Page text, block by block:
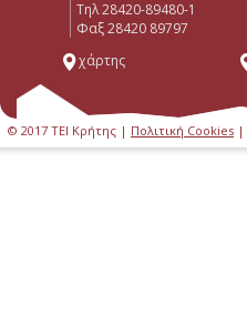
Tηλ 28420-89480-1
Φαξ 28420 89797
χάρτης
© 2017 ΤΕΙ Κρήτης | Πολιτική Cookies |